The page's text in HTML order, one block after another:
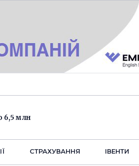
6,5 млн
СТРАХУВАННЯ IВЕНТИ